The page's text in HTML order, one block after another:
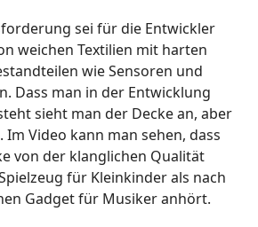
sei für die Entwickler
weichen Textilien mit harten
wie Sensoren und
Dass man in der Entwicklung
sieht man der Decke an, aber
Im Video kann man sehen, dass
von der klanglichen Qualität
für Kleinkinder als nach
Gadget für Musiker anhört.